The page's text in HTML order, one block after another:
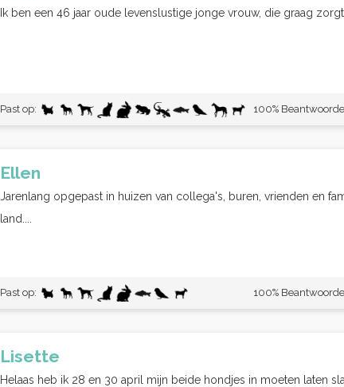
Ik ben een 46 jaar oude levenslustige jonge vrouw, die graag
Past op: 100%
Ellen
Jarenlang opgepast in huizen van collega's, buren, vrienden en
land....
Past op: 100%
Lisette
Helaas heb ik 28 en 30 april mijn beide hondjes in moeten laten